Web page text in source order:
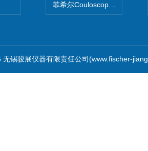
菲希尔Couloscope CMS2电
锡骏展仪器有限责任公司(www.fischer-